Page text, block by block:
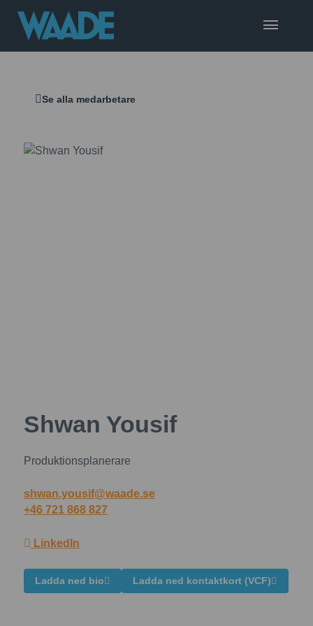
Se alla medarbetare
Shwan Yousif
Produktionsplanerare
shwan.yousif@waade.se
+46 721 868 827
LinkedIn
Ladda ned bio Ladda ned kontaktkort (VCF)